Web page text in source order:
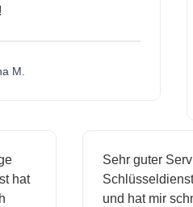
hat
Sehr guter
und hat mir